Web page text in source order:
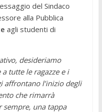
del Sindaco
alla Pubblica
agli studenti di
desideriamo
tutte le ragazze e i
affrontano l’inizio degli
che rimarrà
una tappa